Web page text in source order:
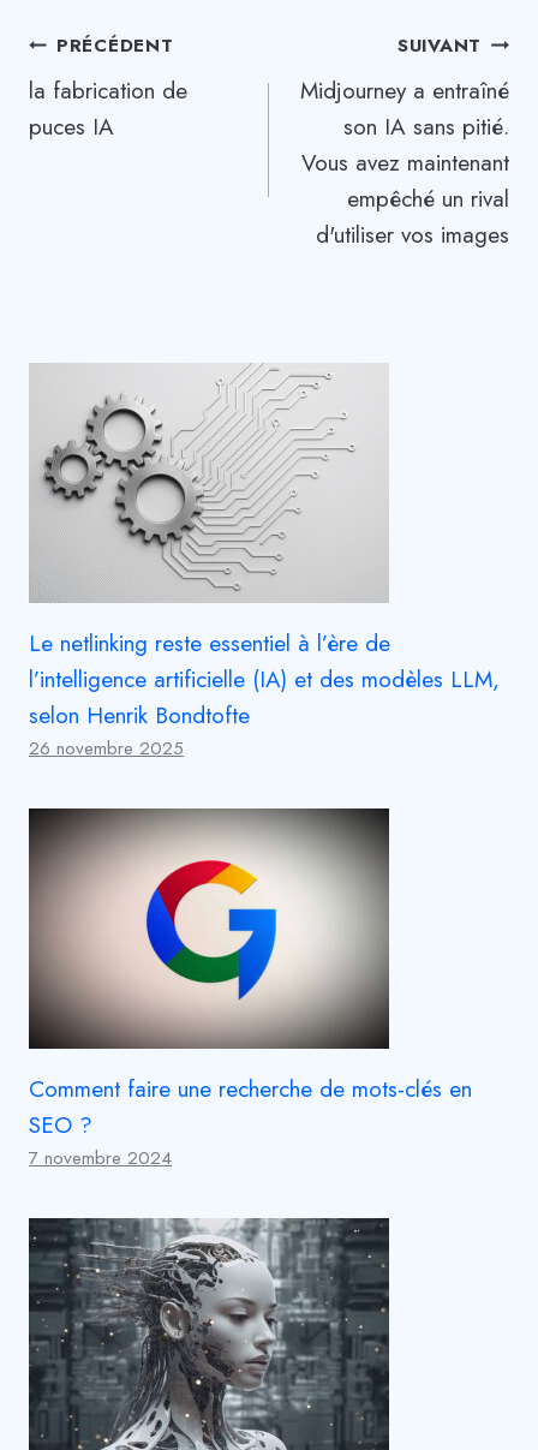
Navigation
de
l’article
PRÉCÉDENT
la fabrication de
puces IA
SUIVANT
Midjourney a entraîné
son IA sans pitié.
Vous avez maintenant
empêché un rival
d'utiliser vos images
Le netlinking reste essentiel à l’ère de
l’intelligence artificielle (IA) et des modèles LLM,
selon Henrik Bondtofte
26 novembre 2025
Comment faire une recherche de mots-clés en
SEO ?
7 novembre 2024